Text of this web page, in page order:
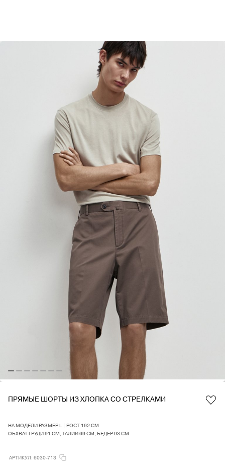
ПРЯМЫЕ ШОРТЫ ИЗ ХЛОПКА СО СТРЕЛКАМИ
НА МОДЕЛИ РАЗМЕР L | РОСТ 192 СМ
ОБХВАТ ГРУДИ 91 СМ, ТАЛИИ 69 СМ, БЕДЕР 93 СМ
АРТИКУЛ: 6030-713